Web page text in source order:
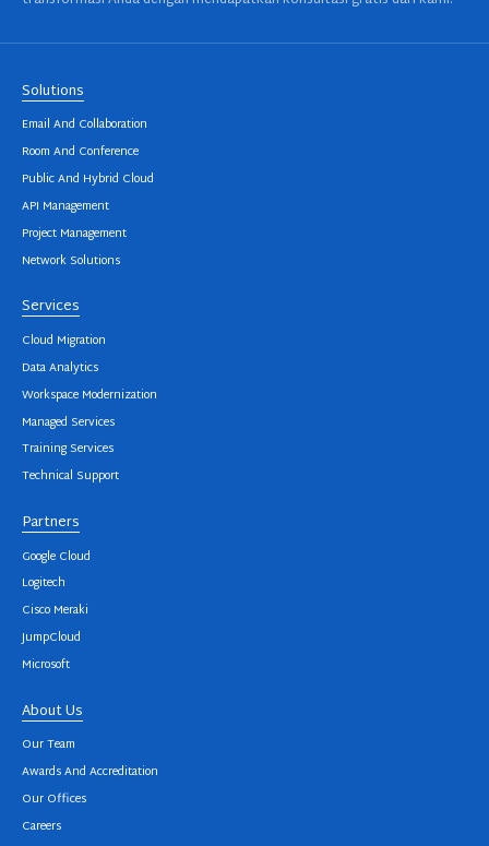
Solutions
Email And Collaboration
Room And Conference
Public And Hybrid Cloud
API Management
Project Management
Network Solutions
Services
Cloud Migration
Data Analytics
Workspace Modernization
Managed Services
Training Services
Technical Support
Partners
Google Cloud
Logitech
Cisco Meraki
JumpCloud
Microsoft
About Us
Our Team
Awards And Accreditation
Our Offices
Careers